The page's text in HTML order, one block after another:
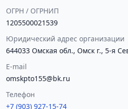
ОГРН / ОГРНИП
1205500021539
Юридический адрес организации
644033 Омская обл., Омск г., 5-я
E-mail
omskpto155@bk.ru
Телефон
+7 (903) 927-15-74